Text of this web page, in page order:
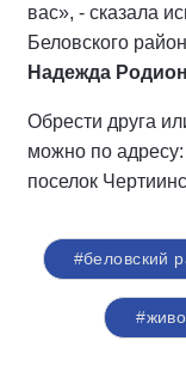
вас», - сказала
Беловского
Надежда
Обрести друга
можно по адресу:
поселок
#беловский